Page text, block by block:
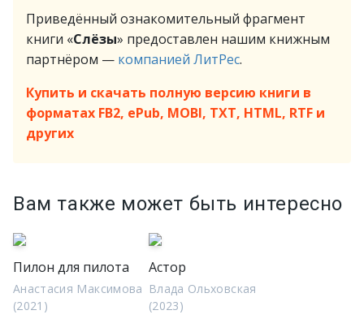
Приведённый ознакомительный фрагмент
книги «Слёзы» предоставлен нашим книжным
партнёром — компанией ЛитРес.
Купить и скачать полную версию книги в
форматах FB2, ePub, MOBI, TXT, HTML, RTF и
других
Вам также может быть интересно
Пилон для пилота
Анастасия Максимова
(2021)
Астор
Влада Ольховская
(2023)